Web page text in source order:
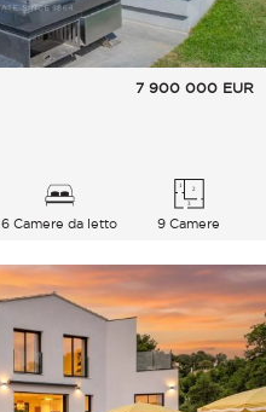
7 900 000 EUR
6 Camere da letto 9 Camere